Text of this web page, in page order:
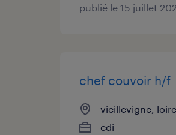
publié le 15 juillet
chef couvoir h/f
vieillevigne,
cdi